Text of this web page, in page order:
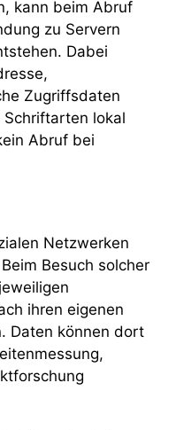
kann beim Abruf
zu Servern
Dabei
Zugriffsdaten
lokal
Abruf bei
Netzwerken
Besuch solcher
ihren eigenen
Daten können dort